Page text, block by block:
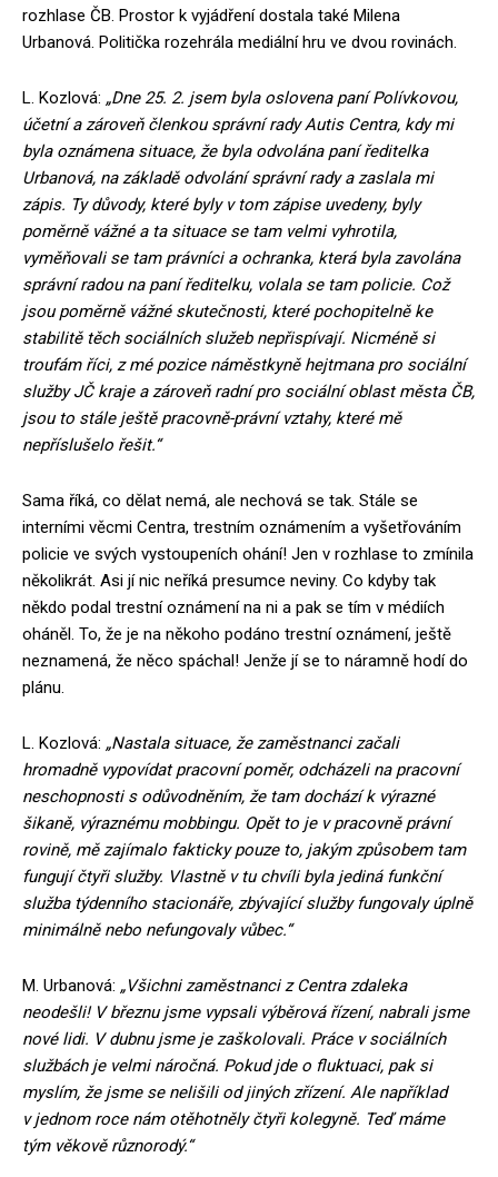
rozhlase ČB. Prostor k vyjádření dostala také Milena
Urbanová. Politička rozehrála mediální hru ve dvou rovinách.
L. Kozlová: „Dne 25. 2. jsem byla oslovena paní Polívkovou,
účetní a zároveň členkou správní rady Autis Centra, kdy mi
byla oznámena situace, že byla odvolána paní ředitelka
Urbanová, na základě odvolání správní rady a zaslala mi
zápis. Ty důvody, které byly v tom zápise uvedeny, byly
poměrně vážné a ta situace se tam velmi vyhrotila,
vyměňovali se tam právníci a ochranka, která byla zavolána
správní radou na paní ředitelku, volala se tam policie. Což
jsou poměrně vážné skutečnosti, které pochopitelně ke
stabilitě těch sociálních služeb nepřispívají. Nicméně si
troufám říci, z mé pozice náměstkyně hejtmana pro sociální
služby JČ kraje a zároveň radní pro sociální oblast města ČB,
jsou to stále ještě pracovně-právní vztahy, které mě
nepříslušelo řešit.“
Sama říká, co dělat nemá, ale nechová se tak. Stále se
interními věcmi Centra, trestním oznámením a vyšetřováním
policie ve svých vystoupeních ohání! Jen v rozhlase to zmínila
několikrát. Asi jí nic neříká presumce neviny. Co kdyby tak
někdo podal trestní oznámení na ni a pak se tím v médiích
oháněl. To, že je na někoho podáno trestní oznámení, ještě
neznamená, že něco spáchal! Jenže jí se to náramně hodí do
plánu.
L. Kozlová: „Nastala situace, že zaměstnanci začali
hromadně vypovídat pracovní poměr, odcházeli na pracovní
neschopnosti s odůvodněním, že tam dochází k výrazné
šikaně, výraznému mobbingu. Opět to je v pracovně právní
rovině, mě zajímalo fakticky pouze to, jakým způsobem tam
fungují čtyři služby. Vlastně v tu chvíli byla jediná funkční
služba týdenního stacionáře, zbývající služby fungovaly úplně
minimálně nebo nefungovaly vůbec.“
M. Urbanová: „Všichni zaměstnanci z Centra zdaleka
neodešli! V březnu jsme vypsali výběrová řízení, nabrali jsme
nové lidi. V dubnu jsme je zaškolovali. Práce v sociálních
službách je velmi náročná. Pokud jde o fluktuaci, pak si
myslím, že jsme se nelišili od jiných zřízení. Ale například
v jednom roce nám otěhotněly čtyři kolegyně. Teď máme
tým věkově různorodý.“